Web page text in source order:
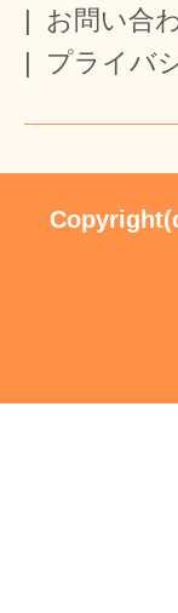
| お問い合
|
プライバ